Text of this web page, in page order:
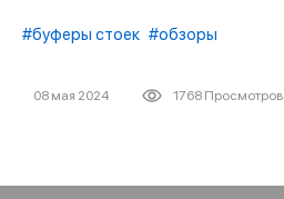
#буферы стоек #обзоры
08 мая 2024 1768 Просмотров